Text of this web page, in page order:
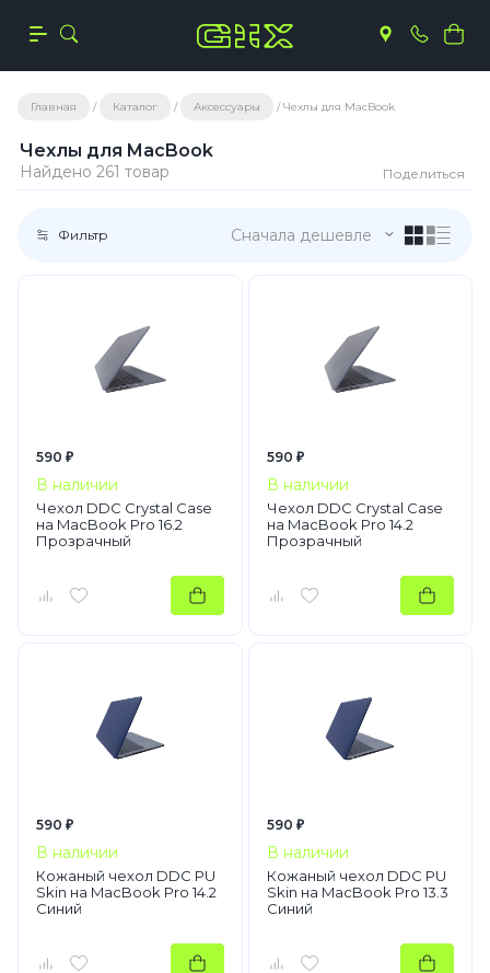
Главная Каталог Аксессуары Чехлы для MacBook
Чехлы для MacBook
Найдено 261 товар Поделиться
Фильтр Сначала дешевле
590 ₽
В наличии
Чехол DDC Crystal Case
на MacBook Pro 16.2
Прозрачный
590 ₽
В наличии
Чехол DDC Crystal Case
на MacBook Pro 14.2
Прозрачный
590 ₽
В наличии
Кожаный чехол DDC PU
Skin на MacBook Pro 14.2
Синий
590 ₽
В наличии
Кожаный чехол DDC PU
Skin на MacBook Pro 13.3
Синий